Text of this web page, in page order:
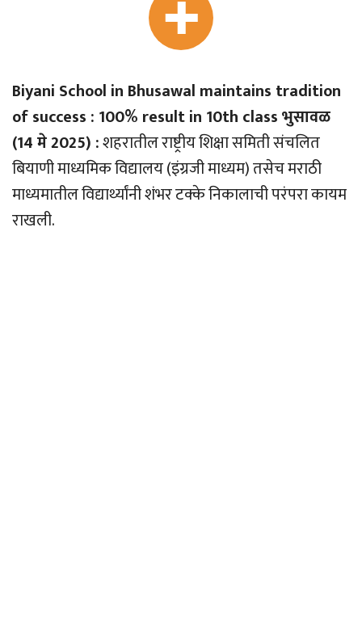
Biyani School in Bhusawal maintains tradition
of success : 100% result in 10th class भुसावळ
(14 मे 2025) :शहरातील राष्ट्रीय शिक्षा समिती संचलित
बियाणी माध्यमिक विद्यालय (इंग्रजी माध्यम) तसेच मराठी
माध्यमातील विद्यार्थ्यांनी शंभर टक्के निकालाची परंपरा कायम
राखली.